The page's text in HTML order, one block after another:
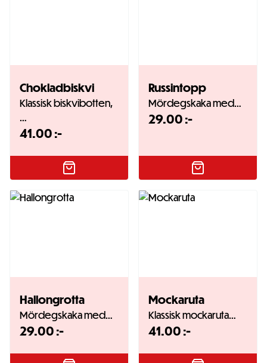
Chokladbiskvi
Klassisk biskvibotten,
…
41.00 :-
Russintopp
Mördegskaka med…
29.00 :-
Hallongrotta
Mördegskaka med…
29.00 :-
Mockaruta
Klassisk mockaruta…
41.00 :-